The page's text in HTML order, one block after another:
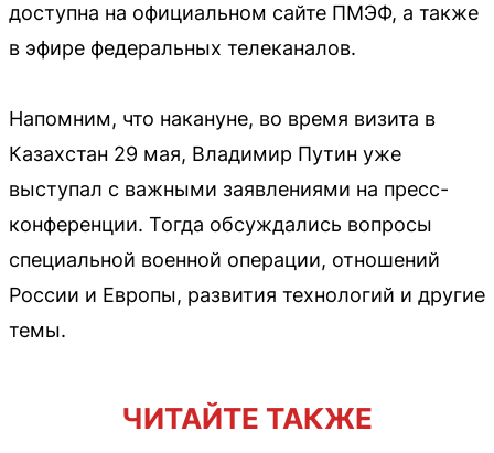
доступна на официальном сайте ПМЭФ, а также
в эфире федеральных телеканалов.
Напомним, что накануне, во время визита в
Казахстан 29 мая, Владимир Путин уже
выступал с важными заявлениями на пресс-
конференции. Тогда обсуждались вопросы
специальной военной операции, отношений
России и Европы, развития технологий и другие
темы.
ЧИТАЙТЕ ТАКЖЕ